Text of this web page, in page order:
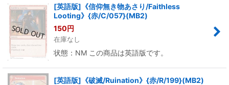
[英語版]《信仰無き物あさり/Faithless
Looting》{赤/C/057}(MB2)
150円
在庫なし
状態：NM この商品は英語版です。
[英語版]《破滅/Ruination》{赤/R/199}(MB2)